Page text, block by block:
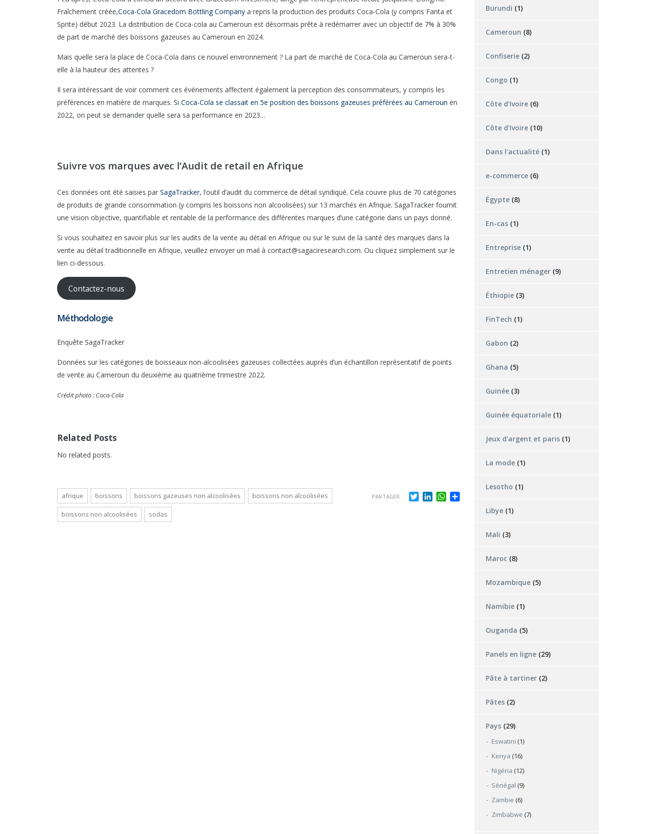
Fraîchement créée,Coca-Cola Gracedom Bottling Company a repris la production des produits Coca-Cola (y compris Fanta et
Sprite) début 2023. La distribution de Coca-cola au Cameroun est désormais prête à redémarrer avec un objectif de 7% à 30%
de part de marché des boissons gazeuses au Cameroun en 2024.
Mais quelle sera la place de Coca-Cola dans ce nouvel environnement ? La part de marché de Coca-Cola au Cameroun sera-t-
elle à la hauteur des attentes ?
Il sera intéressant de voir comment ces événements affectent également la perception des consommateurs, y compris les
préférences en matière de marques. Si Coca-Cola se classait en 5e position des boissons gazeuses préférées au Cameroun en
2022, on peut se demander quelle sera sa performance en 2023…
Suivre vos marques avec l’Audit de retail en Afrique
Ces données ont été saisies par SagaTracker, l’outil d’audit du commerce de détail syndiqué. Cela couvre plus de 70 catégories
de produits de grande consommation (y compris les boissons non alcoolisées) sur 13 marchés en Afrique. SagaTracker fournit
une vision objective, quantifiable et rentable de la performance des différentes marques d’une catégorie dans un pays donné.
Si vous souhaitez en savoir plus sur les audits de la vente au détail en Afrique ou sur le suivi de la santé des marques dans la
vente au détail traditionnelle en Afrique, veuillez envoyer un mail à contact@sagaciresearch.com. Ou cliquez simplement sur le
lien ci-dessous.
Contactez-nous
Méthodologie
Enquête SagaTracker
Données sur les catégories de boisseaux non-alcoolisées gazeuses collectées auprès d’un échantillon représentatif de points
de vente au Cameroun du deuxième au quatrième trimestre 2022.
Crédit photo : Coca-Cola
Related Posts
No related posts.
afrique boissons boissons gazeuses non alcoolisées boissons non alcoolisées
boissons non alcoolisées sodas
PARTAGER TwitterLinkedInWhatsApp
Burundi (1)
Cameroun (8)
Confiserie (2)
Congo (1)
Côte d'Ivoire (6)
Côte d'Ivoire (10)
Dans l'actualité (1)
e-commerce (6)
Égypte (8)
En-cas (1)
Entreprise (1)
Entretien ménager (9)
Éthiopie (3)
FinTech (1)
Gabon (2)
Ghana (5)
Guinée (3)
Guinée équatoriale (1)
Jeux d'argent et paris (1)
La mode (1)
Lesotho (1)
Libye (1)
Mali (3)
Maroc (8)
Mozambique (5)
Namibie (1)
Ouganda (5)
Panels en ligne (29)
Pâte à tartiner (2)
Pâtes (2)
Pays (29)
Eswatini (1)
Kenya (16)
Nigéria (12)
Sénégal (9)
Zambie (6)
Zimbabwe (7)